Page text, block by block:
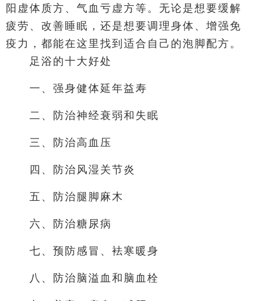
阳虚体质方、气血亏虚方等。无论是想要缓解
疲劳、改善睡眠，还是想要调理身体、增强免
疫力，都能在这里找到适合自己的泡脚配方。
足浴的十大好处
一、强身健体延年益寿
二、防治神经衰弱和失眠
三、防治高血压
四、防治风湿关节炎
五、防治腿脚麻木
六、防治糖尿病
七、预防感冒、袪寒暖身
八、防治脑溢血和脑血栓